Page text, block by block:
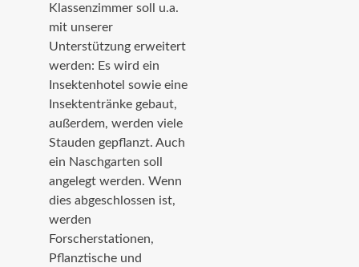
Klassenzimmer soll u.a.
mit unserer
Unterstützung erweitert
werden: Es wird ein
Insektenhotel sowie eine
Insektentränke gebaut,
außerdem, werden viele
Stauden gepflanzt. Auch
ein Naschgarten soll
angelegt werden. Wenn
dies abgeschlossen ist,
werden
Forscherstationen,
Pflanztische und